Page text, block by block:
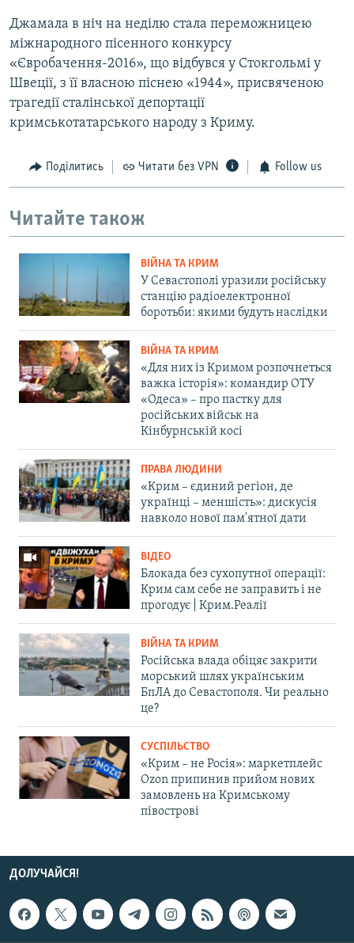
Джамала в ніч на неділю стала переможницею
міжнародного пісенного конкурсу
«Євробачення-2016», що відбувся у Стокгольмі у
Швеції, з її власною піснею «1944», присвяченою
трагедії сталінської депортації
кримськотатарського народу з Криму.
Поділитись Читати без VPN Follow us
Читайте також
ВІЙНА ТА КРИМ
У Севастополі уразили російську
станцію радіоелектронної
боротьби: якими будуть наслідки
ВІЙНА ТА КРИМ
«Для них із Кримом розпочнеться
важка історія»: командир ОТУ
«Одеса» – про пастку для
російських військ на
Кінбурнській косі
ПРАВА ЛЮДИНИ
«Крим – єдиний регіон, де
українці – меншість»: дискусія
навколо нової пам'ятної дати
ВІДЕО
Блокада без сухопутної операції:
Крим сам себе не заправить і не
прогодує | Крим.Реалії
ВІЙНА ТА КРИМ
Російська влада обіцяє закрити
морський шлях українським
БпЛА до Севастополя. Чи реально
це?
СУСПІЛЬСТВО
«Крим – не Росія»: маркетплейс
Ozon припинив прийом нових
замовлень на Кримському
півострові
ДОЛУЧАЙСЯ!